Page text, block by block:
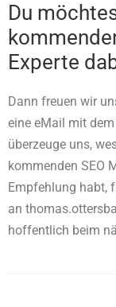
Du
Experte
Dann freuen wir
eine eMail mit
überzeuge uns,
kommenden SEO
Empfehlung habt,
an
hoffentlich beim